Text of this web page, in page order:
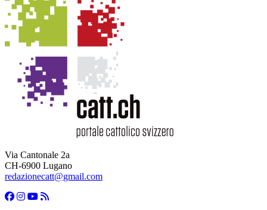
Via Cantonale 2a
CH-6900 Lugano
redazionecatt@gmail.com